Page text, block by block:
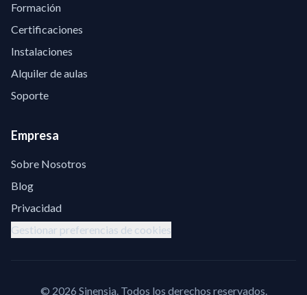
Formación
Certificaciones
Instalaciones
Alquiler de aulas
Soporte
Empresa
Sobre Nosotros
Blog
Privacidad
Gestionar preferencias de cookies
© 2026 Sinensia. Todos los derechos reservados.